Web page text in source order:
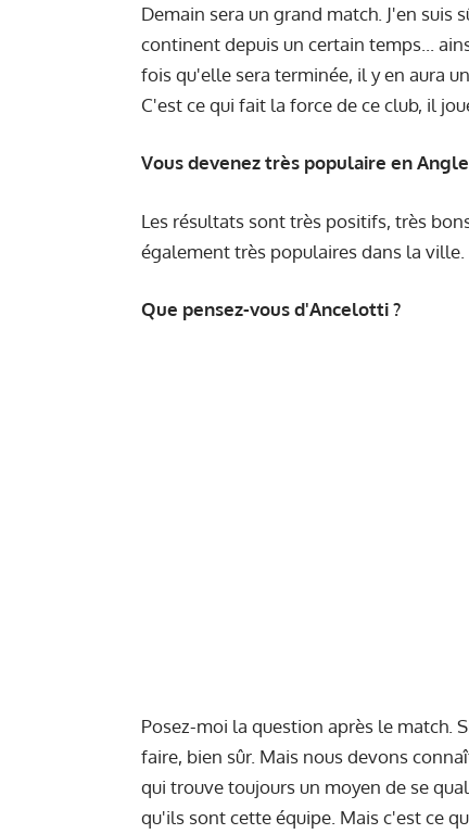
Demain sera un grand match. J'en suis
continent depuis un certain temps...
fois qu'elle sera terminée, il y en aura
C'est ce qui fait la force de ce club, il
Vous devenez très populaire en
Les résultats sont très positifs, très
également très populaires dans la
Que pensez-vous d'Ancelotti ?
Posez-moi la question après le match.
faire, bien sûr. Mais nous devons
qui trouve toujours un moyen de se
qu'ils sont cette équipe. Mais c'est ce